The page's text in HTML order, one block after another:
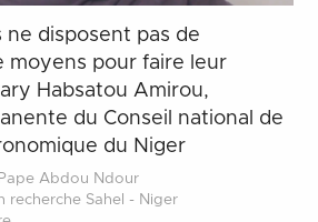
ne disposent pas de
moyens pour faire leur
Habsatou Amirou,
du Conseil national de
du Niger
Pape Abdou Ndour
recherche Sahel - Niger